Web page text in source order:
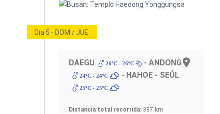
Día 5 - DOM / JUE.
DAEGU 26ºC - 26ºC - ANDONG
24ºC - 24ºC - HAHOE - SEÚL
25ºC - 25ºC
Distancia total recorrida: 387 km